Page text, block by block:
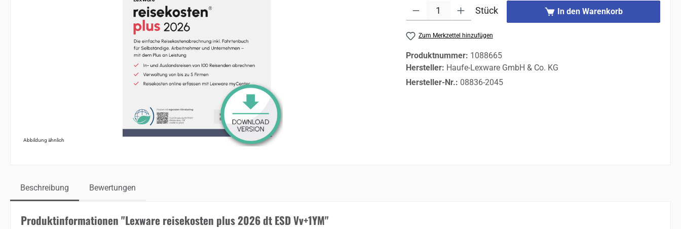
Abbildung ähnlich
Produkt Anzahl: Gib den gewünschten Wert ein oder benutze die Schaltflächen um die
Stück In den Warenkorb
Zum Merkzettel hinzufügen
Produktnummer: 1088665
Hersteller: Haufe-Lexware GmbH & Co. KG
Hersteller-Nr.: 08836-2045
Beschreibung Bewertungen
Produktinformationen "Lexware reisekosten plus 2026 dt ESD Vv+1YM"